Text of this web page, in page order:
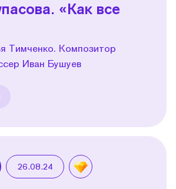
«Как все
Тимченко. Композитор
Иван Бушуев
26.08.24